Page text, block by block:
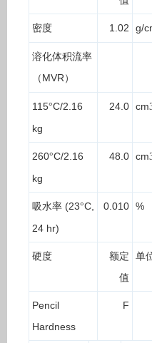
密度 1.02 g/
溶化体积流率
（MVR ）
115°C/2.16
kg
24.0 cm
260°C/2.16
kg
48.0 cm
吸水率 (23°C,
24 hr)
0.010 %
硬度
额定
值
单
Pencil
Hardness
F